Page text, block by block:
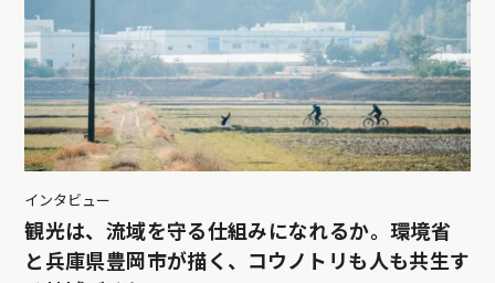
インタビュー
観光は、流域を守る仕組みになれるか。環境省
と兵庫県豊岡市が描く、コウノトリも人も共生す